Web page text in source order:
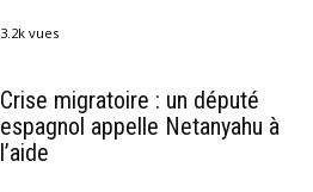
3.2k vues
Crise migratoire : un député
espagnol appelle Netanyahu à
l’aide